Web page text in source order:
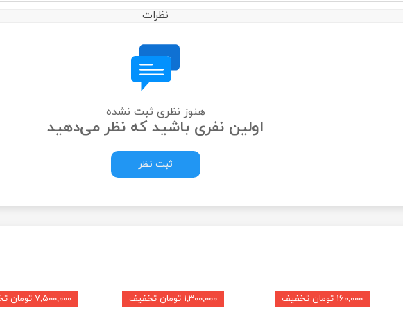
نظرات
هنوز نظری ثبت نشده
اولین نفری باشید که نظر می‌دهید
ثبت نظر
۷,۵۰۰,۰۰۰ تومان تخفیف ۱,۳۰۰,۰۰۰ تومان تخفیف ۱۶۰,۰۰۰ تومان تخفیف